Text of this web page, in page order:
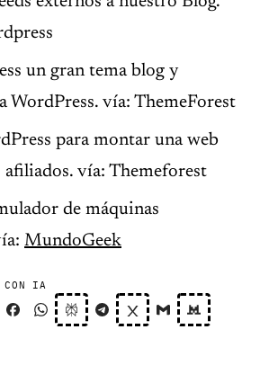
un gran tema blog y
WordPress. vía: ThemeForest
para montar una web
vía: Themeforest
de máquinas
MundoGeek
CON IA